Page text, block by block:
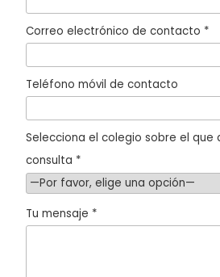
Correo electrónico de contacto *
Teléfono móvil de contacto
Selecciona el colegio sobre el que
consulta *
Tu mensaje *